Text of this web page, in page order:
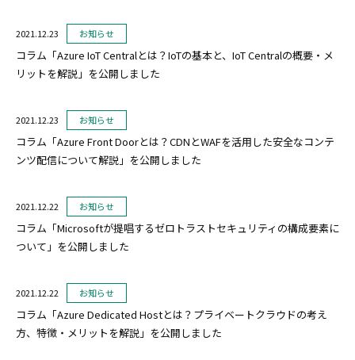
2021.12.23 お知らせ
コラム「Azure IoT Centralとは？IoTの基本と、IoT Centralの概要・メ
リットを解説」を公開しました
2021.12.23 お知らせ
コラム「Azure Front Doorとは？CDNとWAFを活用した安全なコンテ
ンツ配信について解説」を公開しました
2021.12.22 お知らせ
コラム「Microsoftが提唱するゼロトラストセキュリティの構成要素に
ついて」を公開しました
2021.12.22 お知らせ
コラム「Azure Dedicated Hostとは？プライベートクラウドの考え
方、特徴・メリットを解説」を公開しました